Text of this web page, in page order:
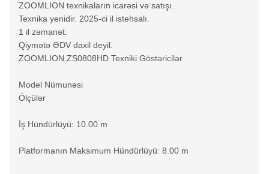
ZOOMLION texnikaların icarəsi və satışı.
Texnika yenidir. 2025-ci il istehsalı.
1 il zəmanət.
Qiymətə ƏDV daxil deyil.
ZOOMLION ZS0808HD Texniki Göstəricilər
Model Nümunəsi
Ölçülər
İş Hündürlüyü: 10.00 m
Platformanın Maksimum Hündürlüyü: 8.00 m